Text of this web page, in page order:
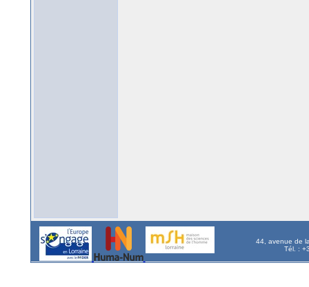
44, avenue de
Tél. :